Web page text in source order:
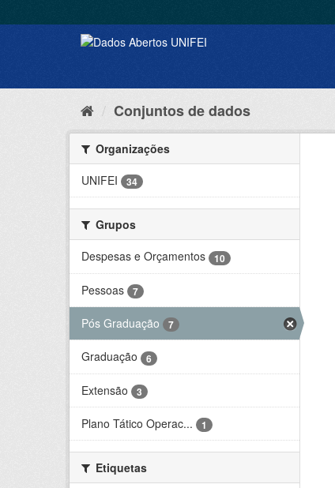
Conjuntos de dados
Organizações
UNIFEI
34
Grupos
Despesas e Orçamentos
10
Pessoas 7
Pós Graduação 7
Graduação 6
Extensão 3
Plano Tático Operac... 1
Etiquetas